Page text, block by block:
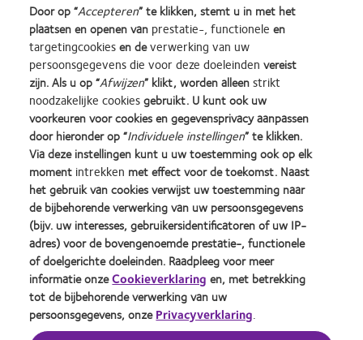
Opmerkingen
Learn
more
about
Silmo
d’Or
best
product
award
met
MyDay™
(2013)
Learn
more
about
Contact
Lens
Product
the
Year
(2013)
Learn
more
about
2012
&
2010
Best
Companies
for
Leaders
(2012)
Learn
more
about
2011
Best
Factory
Awards
(2011)
Learn
more
about
ODMA
2011
(2011)
Learn
more
about
2012
REBRAND
100®
Global
Award
(2012)
Practitioner Home
Contact
Servicevoorwaarden
Cookie beleid
Privacybeleid
Site voor consumenten
Toestemmingsvoorkeuren
beheren
Inloggen
Door op “Accepteren” te klikken, stemt u in met het
plaatsen en openen van prestatie-, functionele en
targetingcookiesen deverwerking van uw
persoonsgegevens die voor deze doeleinden vereist
zijn. Als u op “Afwijzen” klikt, worden alleenstrikt
noodzakelijke cookiesgebruikt. U kunt ook uw
voorkeuren voor cookies en gegevensprivacy aanpassen
door hieronder op “Individuele instellingen” te klikken.
Via deze instellingen kunt u uw toestemming ook op elk
moment intrekken met effect voor de toekomst. Naast
het gebruik van cookies verwijst uw toestemming naar
de bijbehorende verwerking van uw persoonsgegevens
(bijv. uw interesses, gebruikersidentificatoren of uw IP-
adres) voor de bovengenoemde prestatie-, functionele
of doelgerichte doeleinden. Raadpleeg voor meer
informatie onzeCookieverklaring en, met betrekking
tot de bijbehorende verwerking van uw
persoonsgegevens, onzePrivacyverklaring.